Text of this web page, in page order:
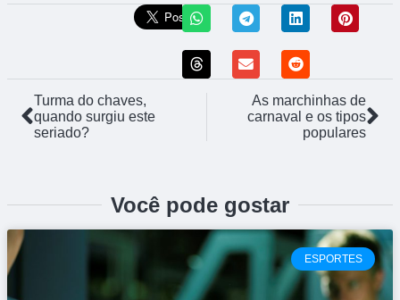
Turma do chaves,
quando surgiu este
seriado?
As marchinhas de
carnaval e os tipos
populares
Você pode gostar
ESPORTES